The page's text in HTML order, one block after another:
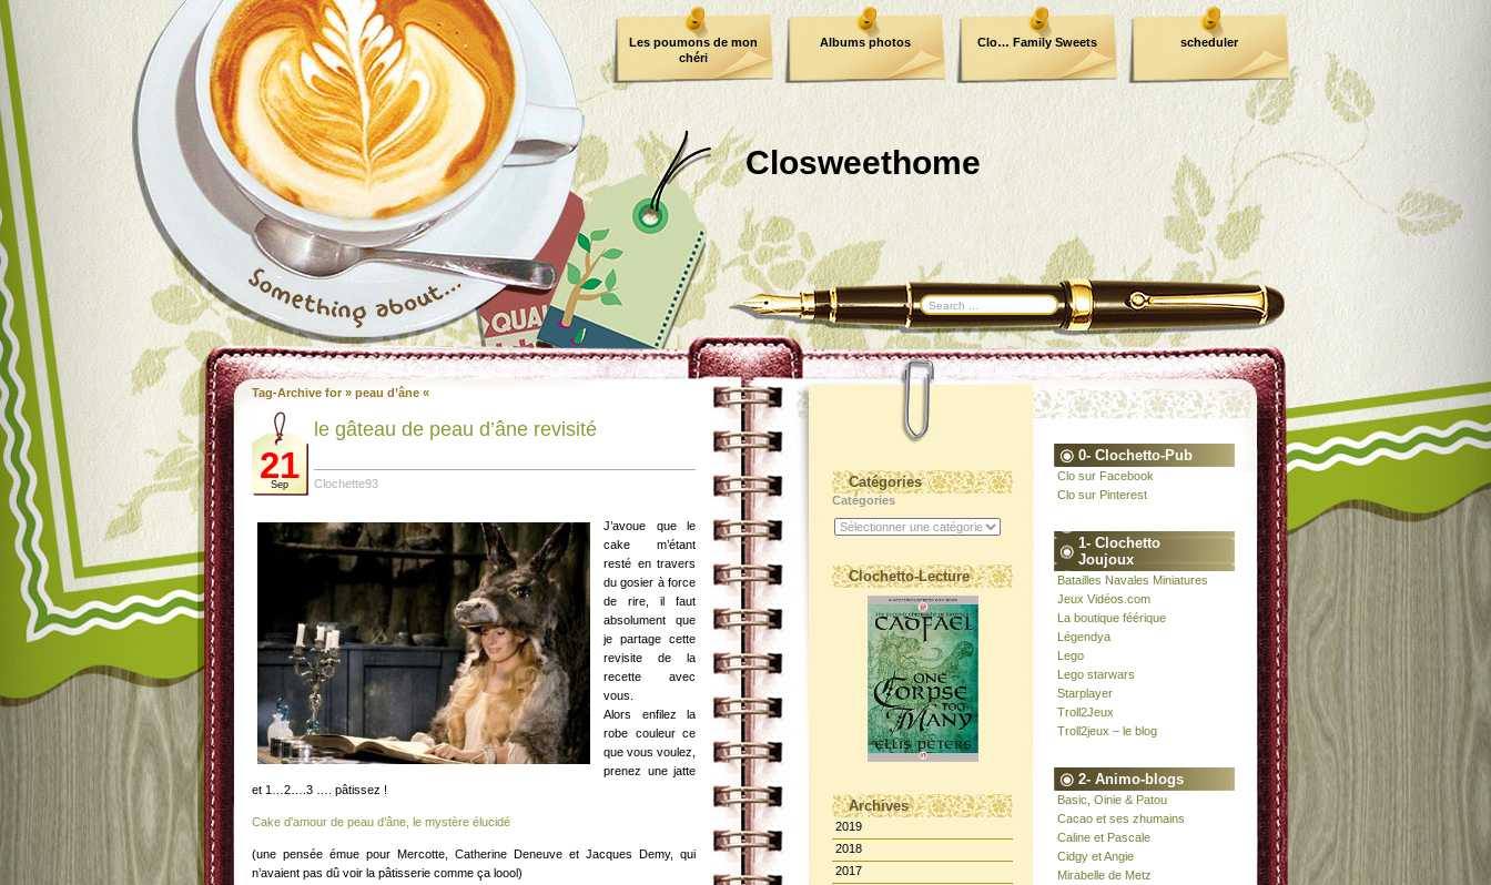
Closweethome
Les poumons de mon
chéri
Albums photos Clo… Family Sweets scheduler
Tag-Archive for » peau d’âne «
21
Sep
le gâteau de peau d’âne revisité
Clochette93
J’avoue que le
cake m’étant
resté en travers
du gosier à force
de rire, il faut
absolument que
je partage cette
revisite de la
recette avec
vous.
Alors enfilez la
robe couleur ce
que vous voulez,
prenez une jatte
et 1…2….3 …. pâtissez !
Cake d’amour de peau d’âne, le mystère élucidé
(une pensée émue pour Mercotte, Catherine Deneuve et Jacques Demy, qui
n’avaient pas dû voir la pâtisserie comme ça loool)
Catégories
Catégories
Clochetto-Lecture
Archives
2019
2018
2017
0- Clochetto-Pub
Clo sur Facebook
Clo sur Pinterest
1- Clochetto
Joujoux
Batailles Navales Miniatures
Jeux Vidéos.com
La boutique féérique
Légendya
Lego
Lego starwars
Starplayer
Troll2Jeux
Troll2jeux – le blog
2- Animo-blogs
Basic, Oinie & Patou
Cacao et ses zhumains
Caline et Pascale
Cidgy et Angie
Mirabelle de Metz